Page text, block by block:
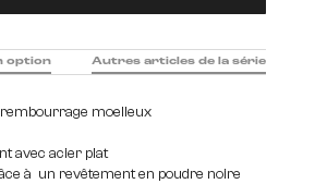
moelleux
avec acier plat
à un revêtement en poudre noire
option Autres articles de la série